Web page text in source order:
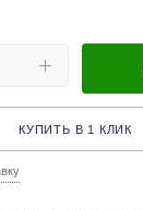
КУПИТЬ В 1 КЛИК